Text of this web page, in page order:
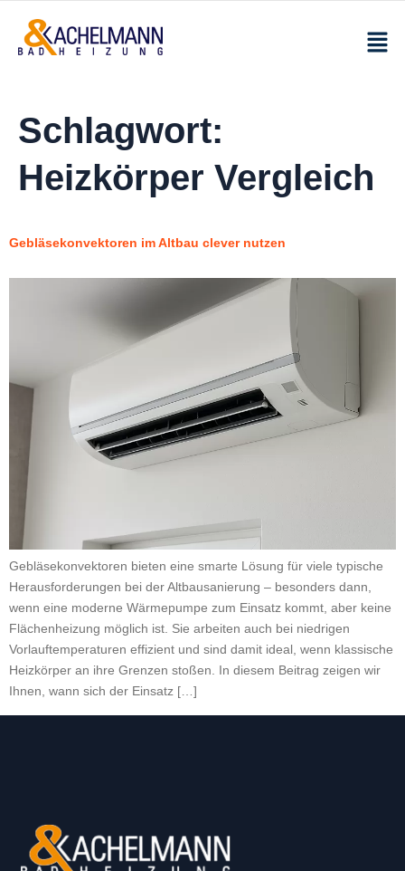
Schlagwort:
Heizkörper Vergleich
Gebläsekonvektoren im Altbau clever nutzen
Gebläsekonvektoren bieten eine smarte Lösung für viele typische
Herausforderungen bei der Altbausanierung – besonders dann,
wenn eine moderne Wärmepumpe zum Einsatz kommt, aber keine
Flächenheizung möglich ist. Sie arbeiten auch bei niedrigen
Vorlauftemperaturen effizient und sind damit ideal, wenn klassische
Heizkörper an ihre Grenzen stoßen. In diesem Beitrag zeigen wir
Ihnen, wann sich der Einsatz […]